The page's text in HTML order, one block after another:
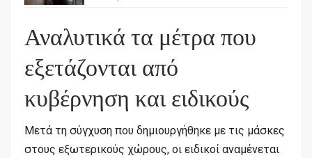
Αναλυτικά τα μέτρα που
εξετάζονται από
κυβέρνηση και ειδικούς
Μετά τη σύγχυση που δημιουργήθηκε με τις μάσκες
στους εξωτερικούς χώρους, οι ειδικοί αναμένεται